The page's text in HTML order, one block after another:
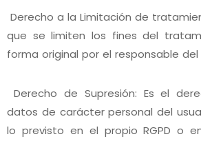
Derecho a la Limitación de
que se limiten los fines del
forma original por el responsable
Derecho de Supresión: Es el
datos de carácter personal del
lo previsto en el propio RGPD o